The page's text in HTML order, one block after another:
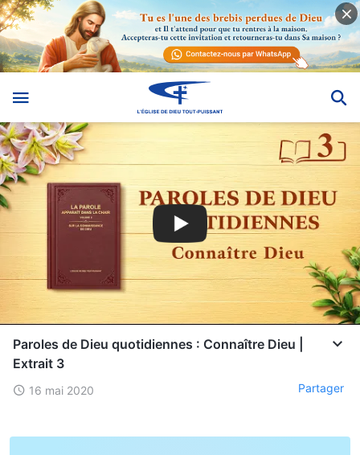
Paroles de Dieu quotidiennes : Connaître Dieu |
Extrait 3
16 mai 2020 Partager